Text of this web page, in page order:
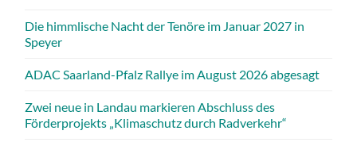
Die himmlische Nacht der Tenöre im Januar 2027 in
Speyer
ADAC Saarland-Pfalz Rallye im August 2026 abgesagt
Zwei neue in Landau markieren Abschluss des
Förderprojekts „Klimaschutz durch Radverkehr“